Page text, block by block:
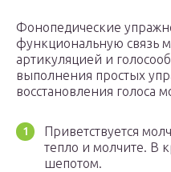
Фонопедические
функциональную связь
артикуляцией и
выполнения простых
восстановления голоса
Приветствуется
тепло и молчите. В
шепотом.